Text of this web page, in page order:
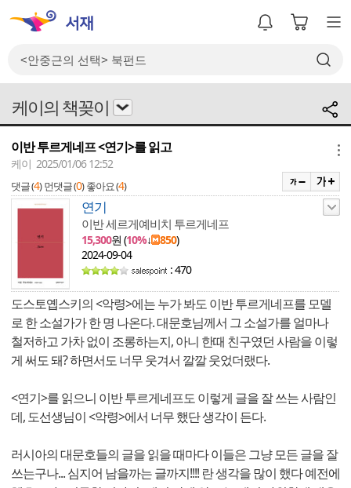
케이의 책꽂이
이반 투르게네프 <연기>를 읽고
케이 2025/01/06 12:52
댓글 (4) 먼댓글 (0) 좋아요 (4)
연기
이반 세르게예비치 투르게네프
15,300원 (10%↓ 850)
2024-09-04
: 470
도스토옙스키의 <악령>에는 누가 봐도 이반 투르게네프를 모델
로 한 소설가가 한 명 나온다. 대문호님께서 그 소설가를 얼마나
철저하고 가차 없이 조롱하는지, 아니 한때 친구였던 사람을 이렇
게 써도 돼? 하면서도 너무 웃겨서 깔깔 웃었더랬다.
<연기>를 읽으니 이반 투르게네프도 이렇게 글을 잘 쓰는 사람인
데, 도선생님이 <악령>에서 너무 했단 생각이 든다.
러시아의 대문호들의 글을 읽을 때마다 이들은 그냥 모든 글을 잘
쓰는구나... 심지어 남을까는 글까지!!!! 란 생각을 많이 했다 예전에